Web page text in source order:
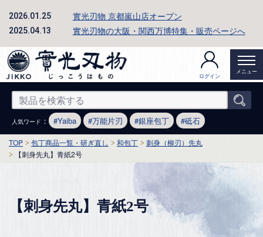
2026.01.25 實光刃物 京都嵐山店オープン
2025.04.13 實光刃物の大阪・関西万博特集・販売ページへ
ログイン
メニュー
人気ワード ： Yaiba 万能片刃 銀座包丁 砥石
TOP 包丁商品一覧・研ぎ直し 和包丁
刺身（柳刃）先丸
【刺身先丸】青紙2号
【刺身先丸】青紙2号